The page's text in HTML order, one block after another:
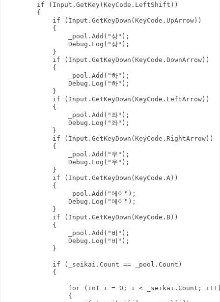
        if (Input.GetKey(KeyCode.LeftShift))
        {
            if (Input.GetKeyDown(KeyCode.UpArrow))
            {
                _pool.Add("상");
                Debug.Log("상");
            }
            if (Input.GetKeyDown(KeyCode.DownArrow))
            {
                _pool.Add("하");
                Debug.Log("하");
            }
            if (Input.GetKeyDown(KeyCode.LeftArrow))
            {
                _pool.Add("좌");
                Debug.Log("좌");
            }
            if (Input.GetKeyDown(KeyCode.RightArrow))
            {
                _pool.Add("우");
                Debug.Log("우");
            }
            if (Input.GetKeyDown(KeyCode.A))
            {
                _pool.Add("에이");
                Debug.Log("에이");
            }
            if (Input.GetKeyDown(KeyCode.B))
            {
                _pool.Add("비");
                Debug.Log("비");
            }
            if (_seikai.Count == _pool.Count)
            {
for (int i = 0; i < _seikai.Count;
                {